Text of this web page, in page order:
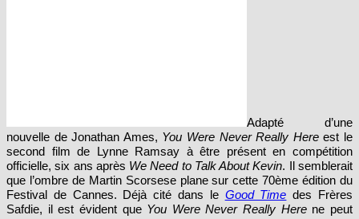
Adapté d’une
nouvelle de Jonathan Ames, You Were Never Really Hereest le
second film de Lynne Ramsay à être présent en compétition
officielle, six ans après We Need to Talk About Kevin. Il semblerait
que l’ombre de Martin Scorsese plane sur cette 70ème édition du
Festival de Cannes. Déjà cité dans le Good Time des Frères
Safdie, il est évident que You Were Never Really Herene peut